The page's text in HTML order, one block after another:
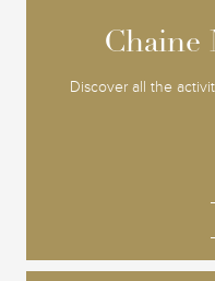
Chaine
Discover all the
Chaine